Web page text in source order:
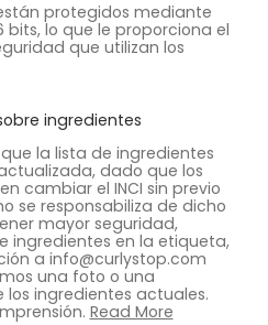
protegidos mediante
bits, lo que le proporciona el
que utilizan los
ingredientes
la lista de ingredientes
dado que los
cambiar el INCI sin previo
se responsabiliza de dicho
mayor seguridad,
ingredientes en la etiqueta,
a info@curlystop.com
una foto o una
ingredientes actuales.
Read More